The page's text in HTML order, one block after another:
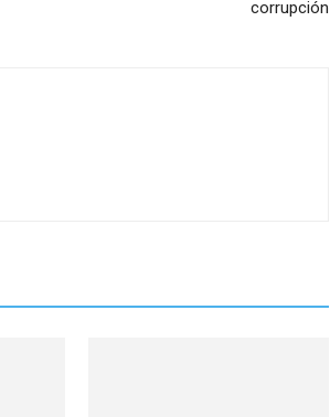
corrupción